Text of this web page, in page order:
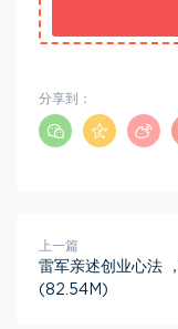
分享到：
上一篇
雷军亲述创业心法
(82.54M)